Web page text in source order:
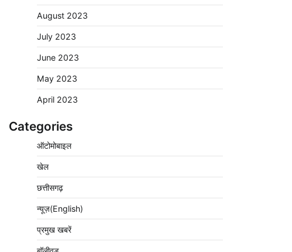
August 2023
July 2023
June 2023
May 2023
April 2023
Categories
ऑटोमोबाइल
खेल
छत्तीसगढ़
न्यूज़(English)
प्रमुख खबरें